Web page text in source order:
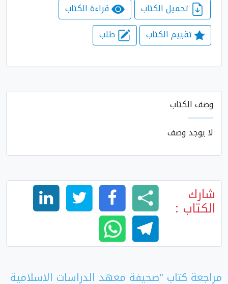
قراءة الكتاب
تقييم الكتاب
طلب
وصف الكتاب
لا يوجد وصف
شارك
الكتاب :
مراجعة كتاب "صحيفة معهد الدراسات الاسلامية